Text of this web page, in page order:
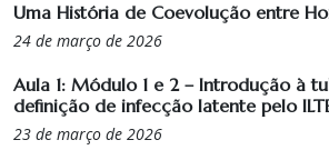
Uma História de Coevolução entre
24 de março de 2026
Aula 1: Módulo 1 e 2 – Introdução à
definição de infecção latente pelo
23 de março de 2026